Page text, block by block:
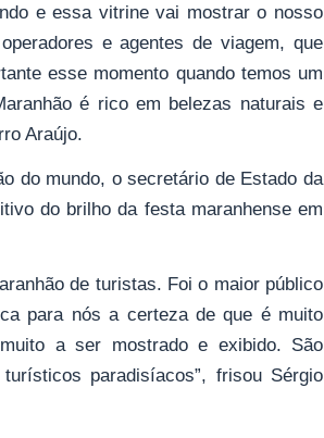
e essa vitrine vai mostrar o nosso
e agentes de viagem, que
esse momento quando temos um
é rico em belezas naturais e
Araújo.
do mundo, o secretário de Estado da
do brilho da festa maranhense em
de turistas. Foi o maior público
para nós a certeza de que é muito
a ser mostrado e exibido. São
paradisíacos”, frisou Sérgio